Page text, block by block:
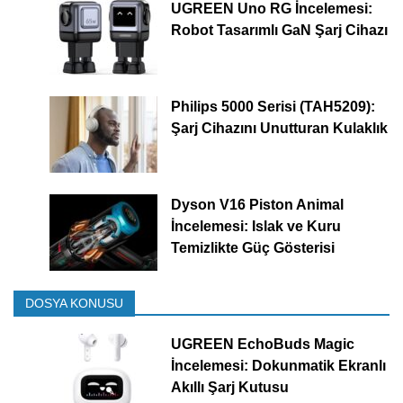
UGREEN Uno RG İncelemesi:
Robot Tasarımlı GaN Şarj Cihazı
Philips 5000 Serisi (TAH5209):
Şarj Cihazını Unutturan Kulaklık
Dyson V16 Piston Animal
İncelemesi: Islak ve Kuru
Temizlikte Güç Gösterisi
DOSYA KONUSU
UGREEN EchoBuds Magic
İncelemesi: Dokunmatik Ekranlı
Akıllı Şarj Kutusu